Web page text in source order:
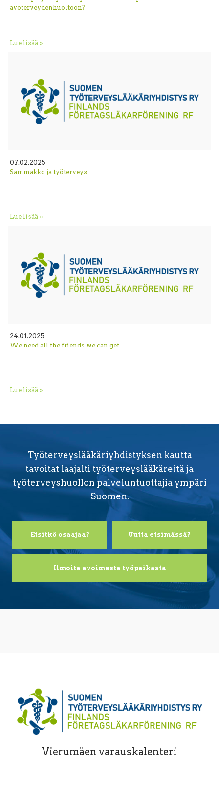
avoterveydenhuoltoon?
Lue lisää »
07.02.2025
Sammakko ja työterveys
Lue lisää »
24.01.2025
We need all the friends we can get
Lue lisää »
Työterveyslääkäriyhdistyksen kautta
tavoitat laajalti työterveyslääkäreitä ja
työterveyshuollon palveluntuottajia ympäri
Suomen.
Etsitkö osaajaa? Uutta etsimässä?
Ilmoita avoimesta työpaikasta
Vierumäen varauskalenteri